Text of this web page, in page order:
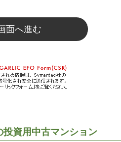
資用中古マンション